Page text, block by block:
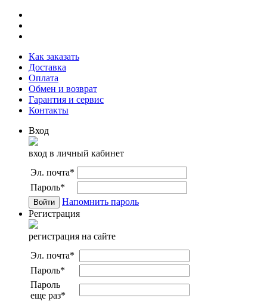
Как заказать
Доставка
Оплата
Обмен и возврат
Гарантия и сервис
Контакты
Вход
вход в личный кабинет
Эл. почта*
Пароль*
Напомнить пароль
Регистрация
регистрация на сайте
Эл. почта*
Пароль*
Пароль
еще раз*